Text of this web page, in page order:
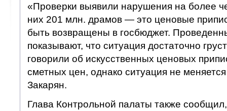
«Проверки выявили нарушения на более
них 201 млн. драмов — это ценовые
быть возвращены в госбюджет.
показывают, что ситуация достаточно
говорили об искусственных ценовых
сметных цен, однако ситуация не
Закарян.
Глава Контрольной палаты также